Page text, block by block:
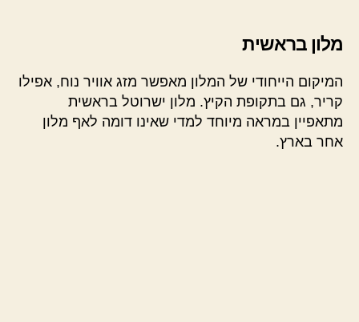
מלון בראשית
המיקום הייחודי של המלון מאפשר מזג אוויר נוח, אפילו
קריר, גם בתקופת הקיץ. מלון ישרוטל בראשית
מתאפיין במראה מיוחד למדי שאינו דומה לאף מלון
אחר בארץ.